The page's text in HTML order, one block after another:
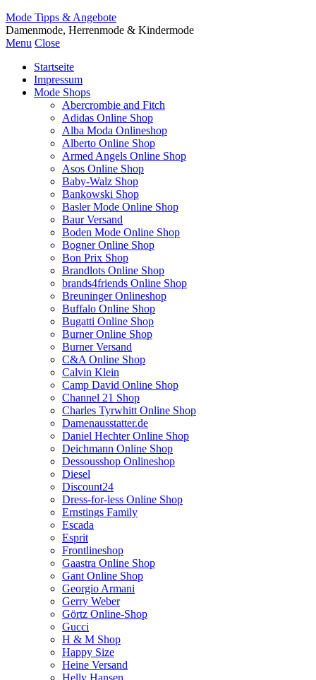
Mode Tipps & Angebote
Damenmode, Herrenmode & Kindermode
Menu Close
Startseite
Impressum
Mode Shops
Abercrombie and Fitch
Adidas Online Shop
Alba Moda Onlineshop
Alberto Online Shop
Armed Angels Online Shop
Asos Online Shop
Baby-Walz Shop
Bankowski Shop
Basler Mode Online Shop
Baur Versand
Boden Mode Online Shop
Bogner Online Shop
Bon Prix Shop
Brandlots Online Shop
brands4friends Online Shop
Breuninger Onlineshop
Buffalo Online Shop
Bugatti Online Shop
Burner Online Shop
Burner Versand
C&A Online Shop
Calvin Klein
Camp David Online Shop
Channel 21 Shop
Charles Tyrwhitt Online Shop
Damenausstatter.de
Daniel Hechter Online Shop
Deichmann Online Shop
Dessousshop Onlineshop
Diesel
Discount24
Dress-for-less Online Shop
Ernstings Family
Escada
Esprit
Frontlineshop
Gaastra Online Shop
Gant Online Shop
Georgio Armani
Gerry Weber
Görtz Online-Shop
Gucci
H & M Shop
Happy Size
Heine Versand
Helly Hansen